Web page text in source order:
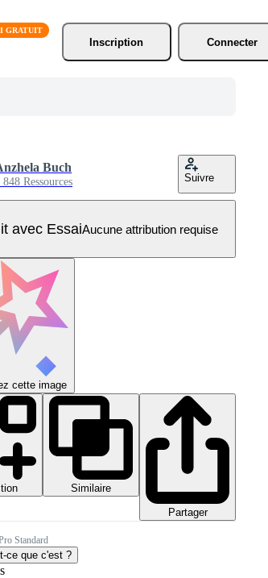
Inscription
Connecter
Buch
848 Ressources Suivre
avec EssaiAucune attribution requise
cette image
Similaire
Partager
Standard
ce que c'est ?